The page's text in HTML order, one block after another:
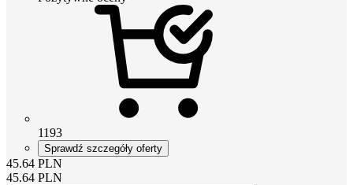
1193
Sprawdź szczegóły oferty
45.64 PLN
45.64 PLN